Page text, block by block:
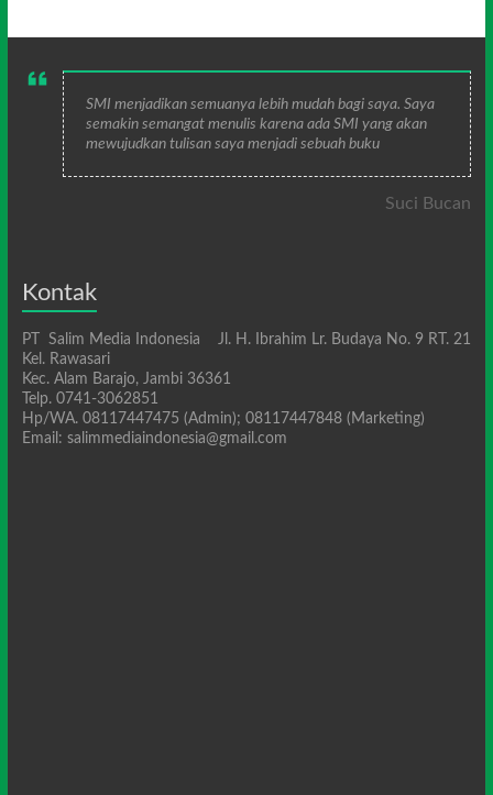
SMI menjadikan semuanya lebih mudah bagi saya. Saya
semakin semangat menulis karena ada SMI yang akan
mewujudkan tulisan saya menjadi sebuah buku
Suci Bucan
Kontak
PT Salim Media Indonesia Jl. H. Ibrahim Lr. Budaya No. 9 RT. 21
Kel. Rawasari
Kec. Alam Barajo, Jambi 36361
Telp. 0741-3062851
Hp/WA. 08117447475 (Admin); 08117447848 (Marketing)
Email: salimmediaindonesia@gmail.com